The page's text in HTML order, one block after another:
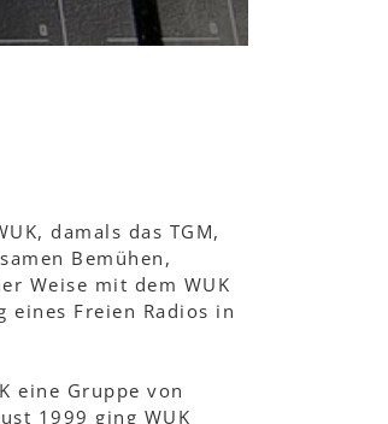
damals das TGM,
Bemühen,
Weise mit dem WUK
Freien Radios in
eine Gruppe von
1999 ging WUK